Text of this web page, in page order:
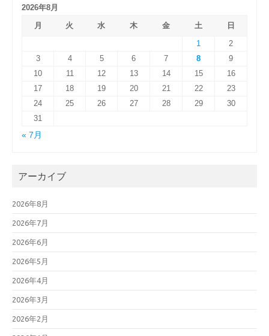
2026年8月
月
火 水 木 金 土
日
1
2
3
4 5 6 7 8
9
10
11 12 13 14 15
16
17
18 19 20 21 22
23
24
25 26 27 28 29
30
31
« 7月
アーカイブ
2026年8月
2026年7月
2026年6月
2026年5月
2026年4月
2026年3月
2026年2月